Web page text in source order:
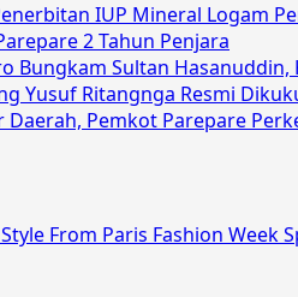
IUP Mineral Logam
2 Tahun Penjara
Bungkam Sultan Hasanuddin,
Yusuf Ritangnga Resmi
Pemkot Parepare
From Paris Fashion Week